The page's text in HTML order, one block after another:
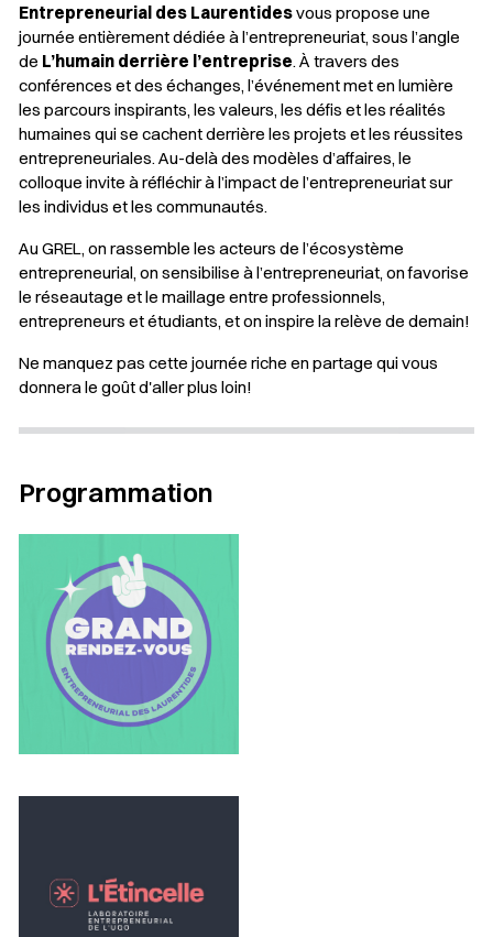
Entrepreneurial des Laurentidesvous propose une
journée entièrement dédiée à l’entrepreneuriat, sous l’angle
de L’humain derrière l’entreprise. À travers des
conférences et des échanges, l’événement met en lumière
les parcours inspirants, les valeurs, les défis et les réalités
humaines qui se cachent derrière les projets et les réussites
entrepreneuriales. Au-delà des modèles d’affaires, le
colloque invite à réfléchir à l’impact de l’entrepreneuriat sur
les individus et les communautés.
Au GREL, on rassemble les acteurs de l’écosystème
entrepreneurial, on sensibilise à l’entrepreneuriat, on favorise
le réseautage et le maillage entre professionnels,
entrepreneurs et étudiants, et on inspire la relève de demain!
Ne manquez pas cette journée riche en partage qui vous
donnera le goût d'aller plus loin!
Programmation